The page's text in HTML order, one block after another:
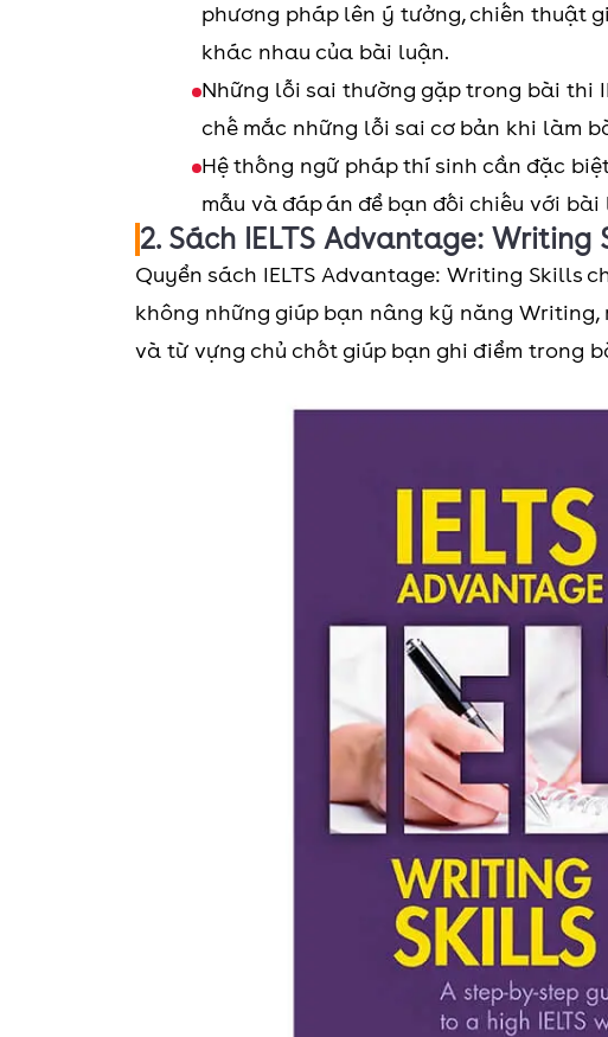
phương pháp lên ý tưởng, chiến thuật
khác nhau của bài luận.
Những lỗi sai thường gặp trong bài thi
chế mắc những lỗi sai cơ bản khi làm
Hệ thống ngữ pháp thí sinh cần đặc
mẫu và đáp án để bạn đối chiếu với
2. Sách IELTS Advantage: Writing
Quyển sách IELTS Advantage: Writing Skills
không những giúp bạn nâng kỹ năng Writing,
và từ vựng chủ chốt giúp bạn ghi điểm trong